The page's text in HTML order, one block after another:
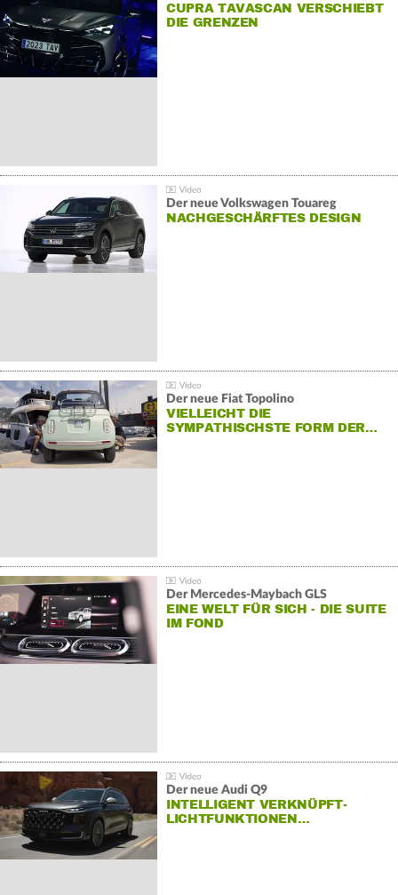
CUPRA TAVASCAN VERSCHIEBT
DIE GRENZEN
Der neue Volkswagen Touareg
NACHGESCHÄRFTES DESIGN
Der neue Fiat Topolino
VIELLEICHT DIE
SYMPATHISCHSTE FORM DER…
Der Mercedes‑Maybach GLS
EINE WELT FÜR SICH - DIE SUITE
IM FOND
Der neue Audi Q9
INTELLIGENT VERKNÜPFT-
LICHTFUNKTIONEN…